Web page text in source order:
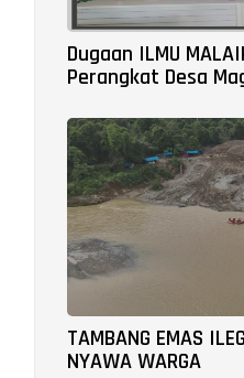
Dugaan ILMU
Perangkat Desa
TAMBANG EMAS
NYAWA WARGA